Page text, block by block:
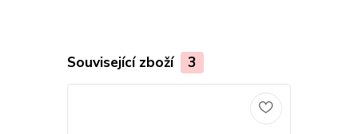
Související zboží 3